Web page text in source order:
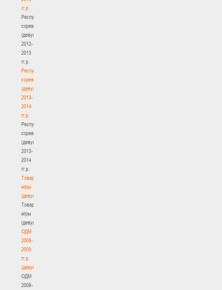
гг.р.
Республиканские
соревнования
(девушки)
2012-
2013
гг.р.
Республиканские
соревнования
(девушки)
2013-
2014
гг.р.
Республиканские
соревнования
(девушки)
2013-
2014
гг.р.
Товарищеские
игры
(девушки)
Товарищеские
игры
(девушки)
ОДМ
2008-
2009
гг.р.
(девушки)
ОДМ
2008-